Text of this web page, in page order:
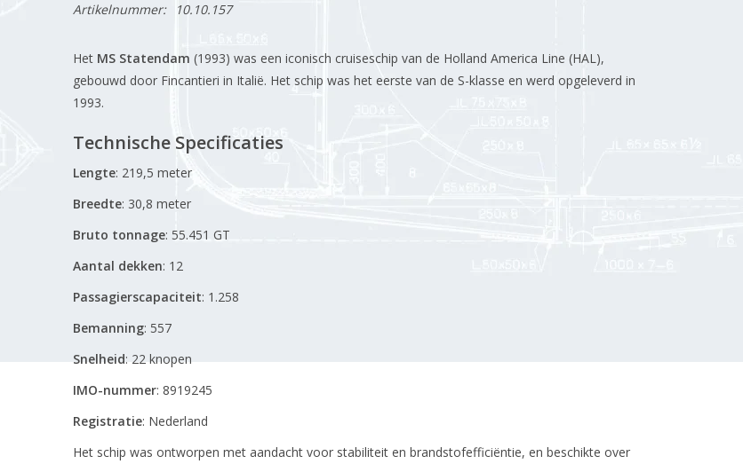
Artikelnummer: 10.10.157
Het MS Statendam (1993) was een iconisch cruiseschip van de Holland America Line (HAL),
gebouwd door Fincantieri in Italië. Het schip was het eerste van de S-klasse en werd opgeleverd in
1993.
Technische Specificaties
Lengte: 219,5 meter
Breedte: 30,8 meter
Bruto tonnage: 55.451 GT
Aantal dekken: 12
Passagierscapaciteit: 1.258
Bemanning: 557
Snelheid: 22 knopen
IMO-nummer: 8919245
Registratie: Nederland
Het schip was ontworpen met aandacht voor stabiliteit en brandstofefficiëntie, en beschikte over